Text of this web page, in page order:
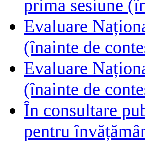
prima sesiune
Evaluare
(înainte de
Evaluare
(înainte de
În consultare
pentru